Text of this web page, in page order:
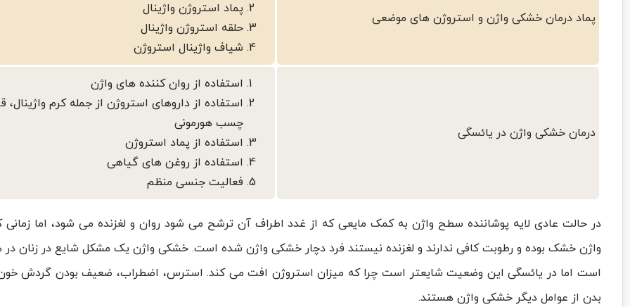
پماد درمان خشکی واژن و استروژن های موضعی
پماد استروژن واژینال
حلقه استروژن واژینال
شیاف واژینال استروژن
درمان خشکی واژن در یائسگی
استفاده از روان کننده های واژن
استفاده از داروهای استروژن از جمله کرم واژینال،
چسب هورمونی
استفاده از پماد استروژن
استفاده از روغن های گیاهی
فعالیت جنسی منظم
در حالت عادی لایه پوشاننده سطح واژن به کمک مایعی که از غدد اطراف آن ترشح می شود روان و لغزنده می شود، اما زمانی
واژن خشک بوده و رطوبت کافی ندارند و لغزنده نیستند فرد دچار خشکی واژن شده است. خشکی واژن یک مشکل شایع در زنان
است اما در یائسگی این وضعیت شایعتر است چرا که میزان استروژن افت می کند. استرس، اضطراب، ضعیف بودن گردش
بدن از عوامل دیگر خشکی واژن هستند.